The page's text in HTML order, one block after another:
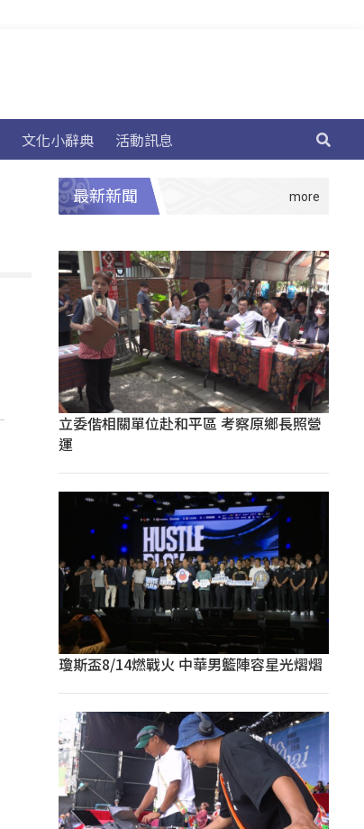
文化小辭典 活動訊息
最新新聞
立委偕相關單位赴和平區 考察原鄉長照營
運
瓊斯盃8/14燃戰火 中華男籃陣容星光熠熠